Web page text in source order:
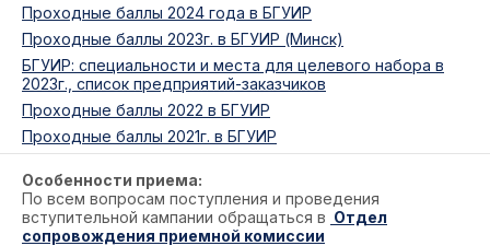
Проходные баллы 2024 года в БГУИР
Проходные баллы 2023г. в БГУИР (Минск)
БГУИР: специальности и места для целевого набора в
2023г., список предприятий-заказчиков
Проходные баллы 2022 в БГУИР
Проходные баллы 2021г. в БГУИР
Особенности приема:
По всем вопросам поступления и проведения
вступительной кампании обращаться в Отдел
сопровождения приемной комиссии